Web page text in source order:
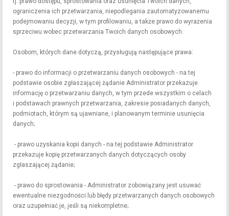
ograniczenia ich przetwarzania, niepodlegania zautomatyzowanemu
podejmowaniu decyzji, w tym profilowaniu, a także prawo do wyrażenia
sprzeciwu wobec przetwarzania Twoich danych osobowych.
Osobom, których dane dotyczą, przysługują następujące prawa:
- prawo do informacji o przetwarzaniu danych osobowych - na tej
podstawie osobie zgłaszającej żądanie Administrator przekazuje
informację o przetwarzaniu danych, w tym przede wszystkim o celach
i podstawach prawnych przetwarzania, zakresie posiadanych danych,
podmiotach, którym są ujawniane, i planowanym terminie usunięcia
danych;
- prawo uzyskania kopii danych - na tej podstawie Administrator
przekazuje kopię przetwarzanych danych dotyczących osoby
zgłaszającej żądanie;
- prawo do sprostowania - Administrator zobowiązany jest usuwać
ewentualne niezgodności lub błędy przetwarzanych danych osobowych
oraz uzupełniać je, jeśli są niekompletne;